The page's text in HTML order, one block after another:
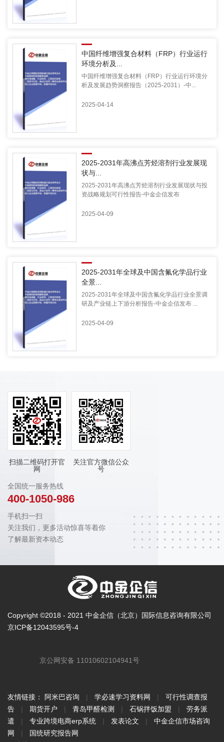
中国纤维增强复合材料（FRP）行业运行
环境分析及...
中国纤维增强复合材料（FRP）行业运行环境分
析及发展趋势洞察报告（2025-2031）-中...
2025-04-14
2025-2031年高沸点芳烃溶剂行业发展现
状与...
2025-2031年高沸点芳烃溶剂行业发展现状与投
资战略规划可行性报告-中金企信发布
2025-04-09
2025-2031年全球及中国含氟化学品行业
全景...
2025-2031年全球及中国含氟化学品行业全景调
研及产业链上下游分析报告-中金企信发布 ...
2025-04-09
扫描二维码打开官
网
关注官方微信公众
号
全国统一服务热线
400-1050-986
手机扫一扫
关注我们，更多活动惊喜等着你
了解最新资本动态
Copyright ©2018 - 2021 中金企信（北京）国际信息咨询有限公司
京ICP备12043595号-4
京公网安备 11010602104941号
友情链接： 阿米巴咨询 | 学必速学习资料网 |
可行性调查报
告
| 期货开户 | 青岛甲醛检测 | 石锅拌饭加盟 |
劳务派
遣
| 专业跨境电商erp系统 | 发表论文 |
中金企信市场咨询
网
|
国统研究报告网